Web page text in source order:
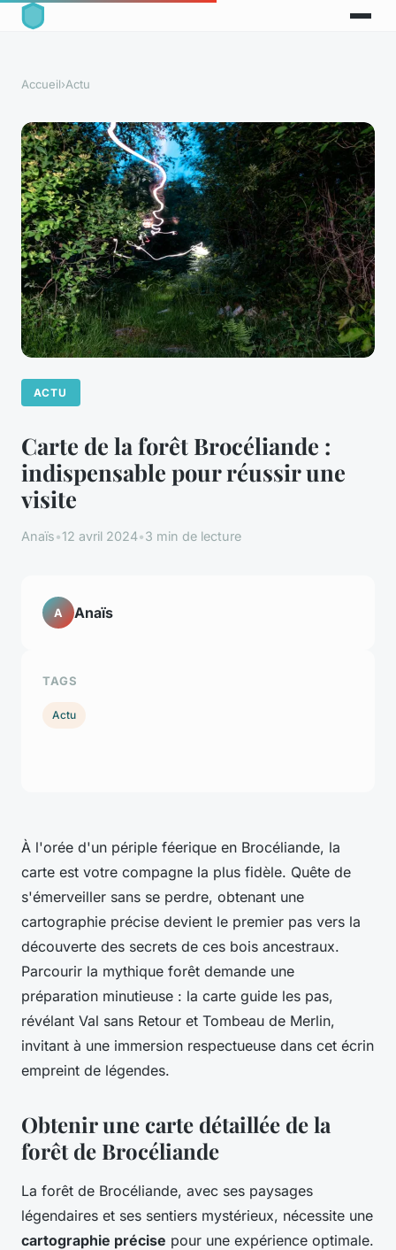
Accueil›Actu
ACTU
Carte de la forêt Brocéliande :
indispensable pour réussir une
visite
Anaïs•12 avril 2024•3 min de lecture
À l'orée d'un périple féerique en Brocéliande, la
carte est votre compagne la plus fidèle. Quête de
s'émerveiller sans se perdre, obtenant une
cartographie précise devient le premier pas vers la
découverte des secrets de ces bois ancestraux.
Parcourir la mythique forêt demande une
préparation minutieuse : la carte guide les pas,
révélant Val sans Retour et Tombeau de Merlin,
invitant à une immersion respectueuse dans cet écrin
empreint de légendes.
Obtenir une carte détaillée de la
forêt de Brocéliande
La forêt de Brocéliande, avec ses paysages
légendaires et ses sentiers mystérieux, nécessite une
cartographie précise pour une expérience optimale.
A Anaïs
TAGS
Actu